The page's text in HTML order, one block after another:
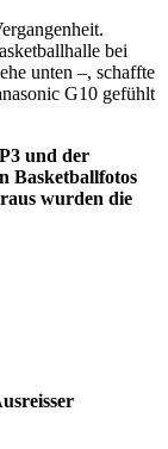
bei
unten –, schaffte
G10 gefühlt
und der
Basketballfotos
wurden die